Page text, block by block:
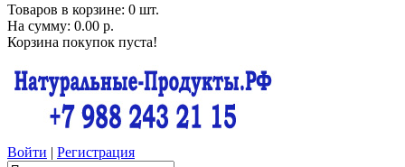
Товаров в корзине: 0 шт.
На сумму: 0.00 р.
Корзина покупок пуста!
Войти | Регистрация